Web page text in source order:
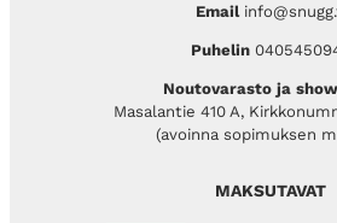
Email
Puhelin
Noutovarasto ja
Masalantie 410 A,
(avoinna sopimuksen
MAKSUTAVAT